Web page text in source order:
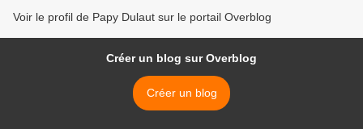
Voir le profil de Papy Dulaut sur le portail Overblog
Créer un blog sur Overblog
Créer un blog